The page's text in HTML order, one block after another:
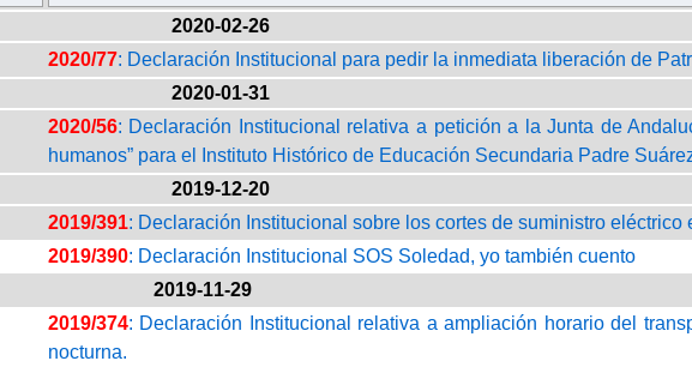
2020-02-26
2020/77: Declaración Institucional para pedir la inmediata liberación de
2020-01-31
2020/56: Declaración Institucional relativa a petición a la Junta de
humanos” para el Instituto Histórico de Educación Secundaria Padre
2019-12-20
2019/391: Declaración Institucional sobre los cortes de suministro eléctrico
2019/390: Declaración Institucional SOS Soledad, yo también cuento
2019-11-29
2019/374: Declaración Institucional relativa a ampliación horario del
nocturna.